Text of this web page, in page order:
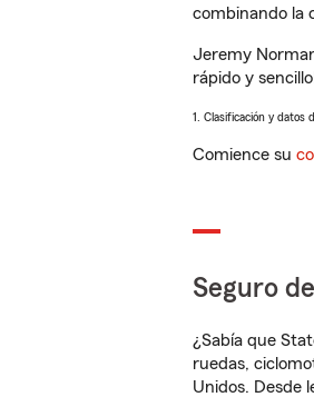
combinando la
Jeremy
rápido y
1. Clasificación y datos
Comience su
Seguro
¿Sabía que
ruedas,
Unidos. Desde